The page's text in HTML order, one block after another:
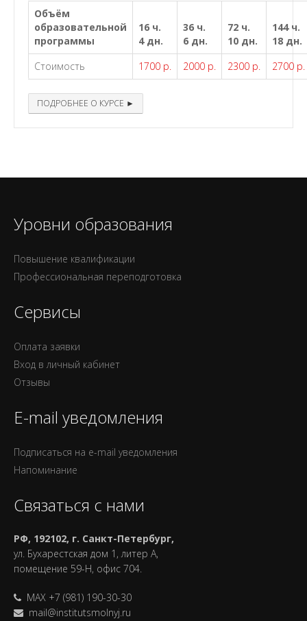
Объём
образовательной
программы
16 ч.
4 дн.
36 ч.
6 дн.
72 ч.
10 дн.
144 ч.
18 дн.
Стоимость
1700 р. 2000 р. 2300 р. 2700 р.
ПОДРОБНЕЕ О КУРСЕ ►
Уровни образования
Повышение квалификации
Профессиональная переподготовка
Сервисы
Оплата заявки
Вход в личный кабинет
Отзывы
E-mail уведомления
Подписаться на e-mail уведомления
Напоминание
Связаться с нами
РФ, 192102, г. Санкт-Петербург,
ул. Бухарестская дом 1, литер А,
помещение 59-Н, офис 704.
MAX +7 (981) 190-30-30
mail@institutsmolnyj.ru